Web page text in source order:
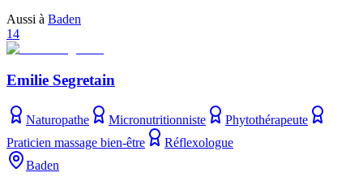
Aussi à Baden
14
Emilie Segretain
Naturopathe Micronutritionniste
Phytothérapeute
Praticien massage bien-être
Réflexologue
Baden